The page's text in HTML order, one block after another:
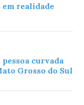
realidade
curvada
Grosso do Sul